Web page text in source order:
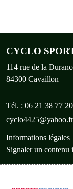
CYCLO
114 rue de la
84300 Cavaillon
Tél. : 06 21 38 77 20
cyclo4425@yahoo.fr
Informations légales
Signaler un contenu